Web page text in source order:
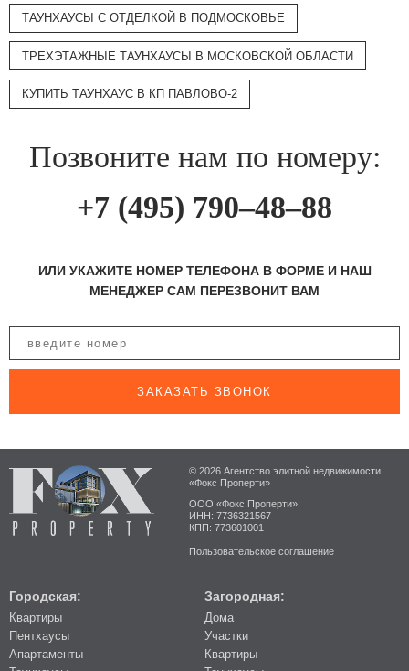
ТАУНХАУСЫ С ОТДЕЛКОЙ В ПОДМОСКОВЬЕ
ТРЕХЭТАЖНЫЕ ТАУНХАУСЫ В МОСКОВСКОЙ ОБЛАСТИ
КУПИТЬ ТАУНХАУС В КП ПАВЛОВО-2
Позвоните нам по номеру:
+7 (495) 790–48–88
ИЛИ УКАЖИТЕ НОМЕР ТЕЛЕФОНА В ФОРМЕ И НАШ
МЕНЕДЖЕР САМ ПЕРЕЗВОНИТ ВАМ
ЗАКАЗАТЬ ЗВОНОК
© 2026 Агентство элитной недвижимости
«Фокс Проперти»
ООО «Фокс Проперти»
ИНН: 7736321567
КПП: 773601001
Пользовательское соглашение
Городская:
Квартиры
Пентхаусы
Апартаменты
Загородная:
Дома
Участки
Квартиры